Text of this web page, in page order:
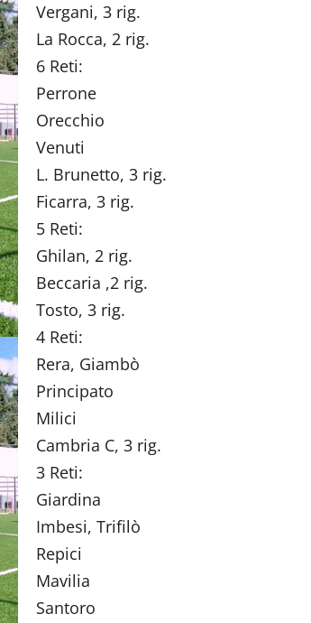
Vergani, 3 rig.
La Rocca, 2 rig.
6 Reti:
Perrone
Orecchio
Venuti
L. Brunetto, 3
Ficarra, 3 rig.
5 Reti:
Ghilan, 2 rig.
Beccaria ,2 rig.
Tosto, 3 rig.
4 Reti:
Rera,
Principato
Milici (P.
Cambria C, 3 rig.
3 Reti:
Giardina
Imbesi, Trifilò
Repici (M.
Mavilia (D.
Santoro